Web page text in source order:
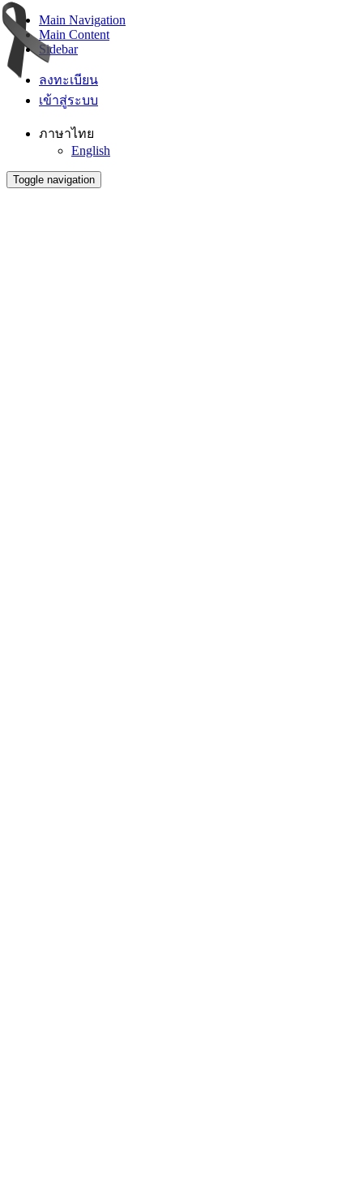
Main Navigation
Main Content
Sidebar
ลงทะเบียน
เข้าสู่ระบบ
ภาษาไทย
English
Toggle navigation